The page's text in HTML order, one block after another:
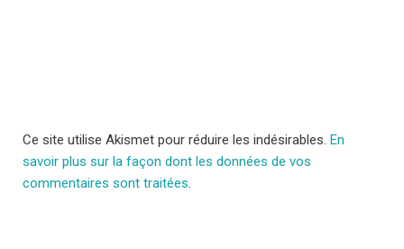
Ce site utilise Akismet pour réduire les indésirables. En
savoir plus sur la façon dont les données de vos
commentaires sont traitées.